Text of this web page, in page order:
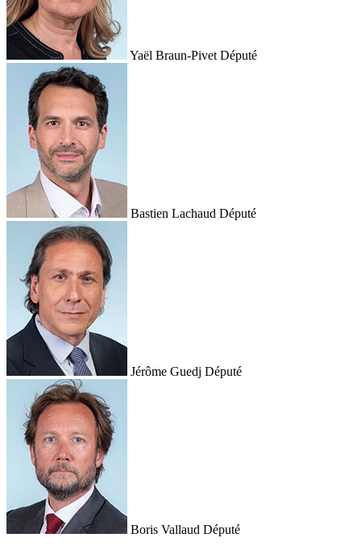
Yaël Braun-Pivet Député
Bastien Lachaud Député
Jérôme Guedj Député
Boris Vallaud Député